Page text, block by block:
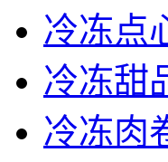
冷冻点
冷冻甜
冷冻肉